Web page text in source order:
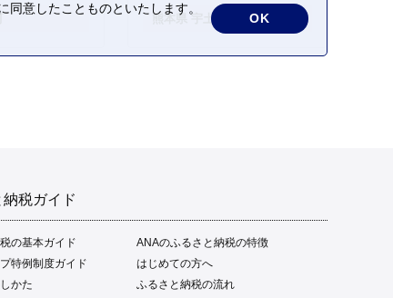
熊本県 宇土市
税ガイド
の基本ガイド
ANAのふるさと納税の特徴
特例制度ガイド
はじめての方へ
かた
ふるさと納税の流れ
意したことものといたします。
OK